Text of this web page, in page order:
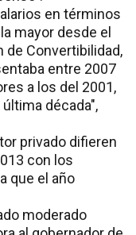
en términos
mayor desde el
de Convertibilidad,
entre 2007
a los del 2001,
década",
privado difieren
con los
que el año
moderado